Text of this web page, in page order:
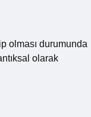
olması durumunda
olarak